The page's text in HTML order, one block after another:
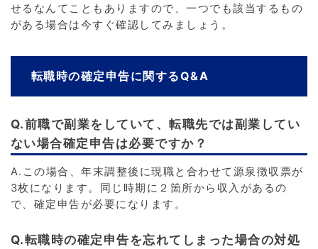
せるなんてこともありますので、一つでも該当するもの
がある場合は今すぐ確認してみましょう。
転職時の確定申告に関するQ&A
Q.前職で副業をしていて、転職先では副業してい
ない場合確定申告は必要ですか？
A.この場合、年末調整後に現職と合わせて源泉徴収票が
3枚になります。同じ時期に２箇所から収入があるの
で、確定申告が必要になります。
Q.転職時の確定申告を忘れてしまった場合の対処